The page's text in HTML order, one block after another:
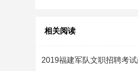
相关阅读
2019福建军队文职招聘考